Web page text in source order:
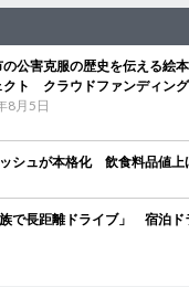
の公害克服の歴史を伝える絵
クト クラウドファンディン
8月5日
ッシュが本格化 飲食料品値
で長距離ドライブ」 宿泊ド